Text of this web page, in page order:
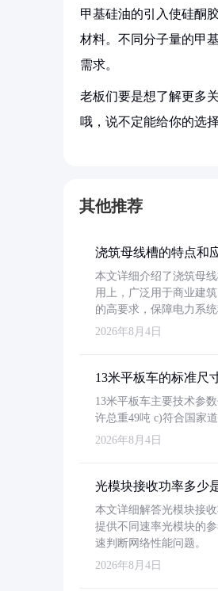
甲基硅油的引入使硅酮
材料。不同分子量的甲
需求。
老板们要是想了解更多
哦，说不定能给你的选
其他推荐
浇筑母线槽的特点和
本文详细介绍了浇筑母
用上，广泛用于商业建
的高要求，保障电力系统
2026年8月4日
13米平板车的标准尺
13米平板车主要技术参
许总重49吨 c)符合国家
2026年8月4日
光模块接收功率多少
本文详细解答光模块接
提供不同速率光模块的
速判断网络性能问题。
2026年8月4日